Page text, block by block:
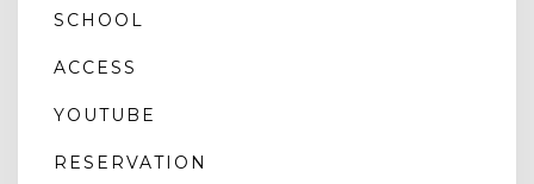
SCHOOL
ACCESS
YOUTUBE
RESERVATION